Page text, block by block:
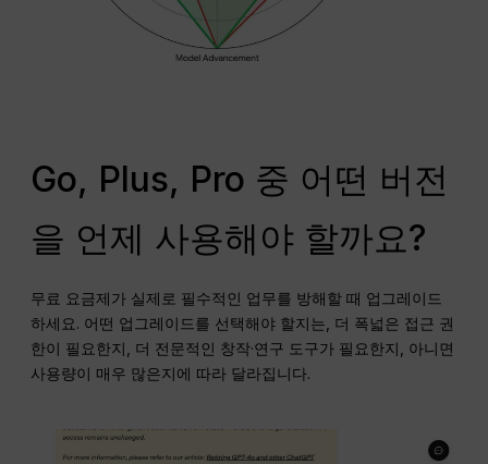
Go, Plus, Pro 중 어떤 버전
을 언제 사용해야 할까요?
무료 요금제가 실제로 필수적인 업무를 방해할 때 업그레이드
하세요. 어떤 업그레이드를 선택해야 할지는, 더 폭넓은 접근 권
한이 필요한지, 더 전문적인 창작·연구 도구가 필요한지, 아니면
사용량이 매우 많은지에 따라 달라집니다.